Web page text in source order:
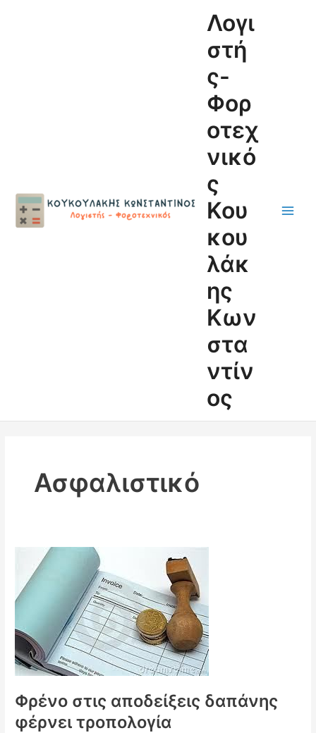
Λογι
στή
ς-
Φορ
οτεχ
νικό
ς
Κου
κου
λάκ
ης
Κων
στα
ντίν
ος
Ασφαλιστικό
Φρένο στις αποδείξεις δαπάνης
φέρνει τροπολογία
αποδείξεις
δαπάνης
τροπολογία